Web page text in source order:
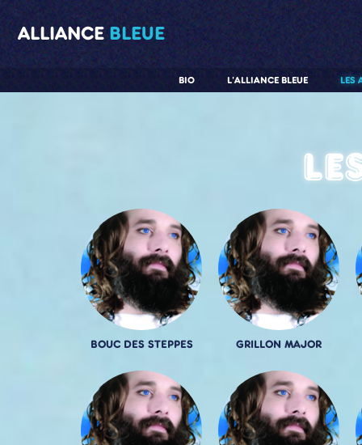
ALLIANCE BLEUE
LES
L'ALLIANCE BLEUE
BIO
BOUC DES STEPPES GRILLON MAJOR